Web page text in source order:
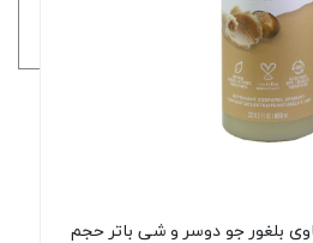
بلغور جو دوسر و شی باتر حجم